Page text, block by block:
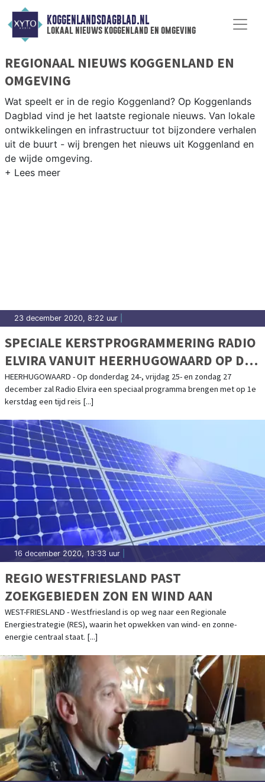
KOGGENLANDSDAGBLAD.NL
lokaal nieuws koggenland en omgeving
REGIONAAL NIEUWS KOGGENLAND EN
OMGEVING
Wat speelt er in de regio Koggenland? Op Koggenlands
Dagblad vind je het laatste regionale nieuws. Van lokale
ontwikkelingen en infrastructuur tot bijzondere verhalen
uit de buurt - wij brengen het nieuws uit Koggenland en
de wijde omgeving.
23 december 2020, 8:22 uur
SPECIALE KERSTPROGRAMMERING RADIO
ELVIRA VANUIT HEERHUGOWAARD OP DE
1485 KHZ MIDDENGOLF
HEERHUGOWAARD - Op donderdag 24-, vrijdag 25- en zondag 27
december zal Radio Elvira een speciaal programma brengen met op 1e
kerstdag een tijd reis [...]
16 december 2020, 13:33 uur
REGIO WESTFRIESLAND PAST
ZOEKGEBIEDEN ZON EN WIND AAN
WEST-FRIESLAND - Westfriesland is op weg naar een Regionale
Energiestrategie (RES), waarin het opwekken van wind- en zonne-
energie centraal staat. [...]